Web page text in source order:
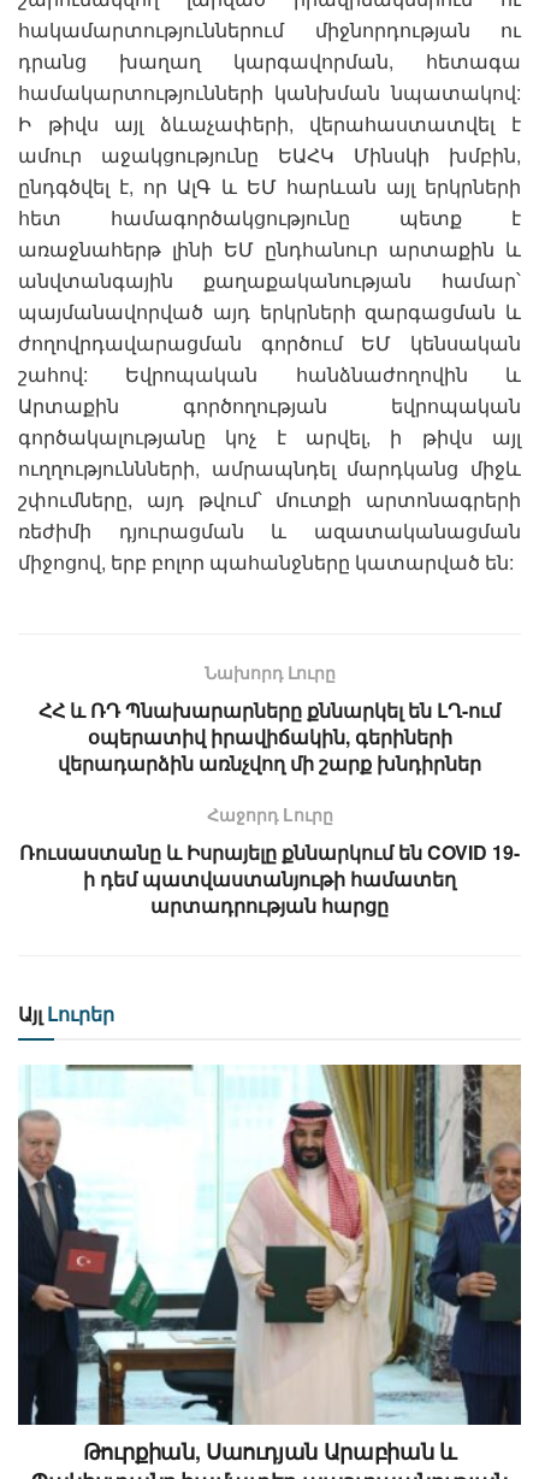
հակամարտություններում միջնորդության ու
դրանց խաղաղ կարգավորման, հետագա
համակարտությունների կանխման նպատակով:
Ի թիվս այլ ձևաչափերի, վերահաստատվել է
ամուր աջակցությունը ԵԱՀԿ Մինսկի խմբին,
ընդգծվել է, որ ԱլԳ և ԵՄ հարևան այլ երկրների
հետ համագործակցությունը պետք է
առաջնահերթ լինի ԵՄ ընդհանուր արտաքին և
անվտանգային քաղաքականության համար՝
պայմանավորված այդ երկրների զարգացման և
ժողովրդավարացման գործում ԵՄ կենսական
շահով: Եվրոպական հանձնաժողովին և
Արտաքին գործողության եվրոպական
գործակալությանը կոչ է արվել, ի թիվս այլ
ուղղություննների, ամրապնդել մարդկանց միջև
շփումները, այդ թվում՝ մուտքի արտոնագրերի
ռեժիմի դյուրացման և ազատականացման
միջոցով, երբ բոլոր պահանջները կատարված են:
Նախորդ Լուրը
ՀՀ և ՌԴ Պնախարարները քննարկել են ԼՂ-ում
օպերատիվ իրավիճակին, գերիների
վերադարձին առնչվող մի շարք խնդիրներ
Հաջորդ Lուրը
Ռուսաստանը և Իսրայելը քննարկում են COVID 19-
ի դեմ պատվաստանյութի համատեղ
արտադրության հարցը
Այլ Լուրեր
Թուրքիան, Սաուդյան Արաբիան և